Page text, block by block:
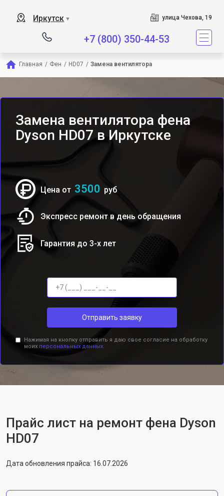
Иркутск ▼ улица Чехова, 19
+7 (800) 350-44-53
Главная / Фен / HD07 / Замена вентилятора
Замена вентилятора фена
Dyson HD07 в Иркутске
Цена от 3500 руб
Экспресс ремонт в день обращения
Гарантия до 3-х лет
Отправить заявку
Нажимая на кнопку отправить я даю свое согласие на обработку
моих персональных данных.
Прайс лист на ремонт фена Dyson
HD07
Дата обновления прайса: 16.07.2026